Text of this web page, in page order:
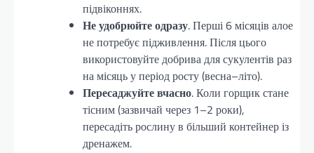
підвіконнях.
Не удобрюйте одразу. Перші 6 місяців алое
не потребує підживлення. Після цього
використовуйте добрива для сукулентів раз
на місяць у період росту (весна–літо).
Пересаджуйте вчасно. Коли горщик стане
тісним (зазвичай через 1–2 роки),
пересадіть рослину в більший контейнер із
дренажем.